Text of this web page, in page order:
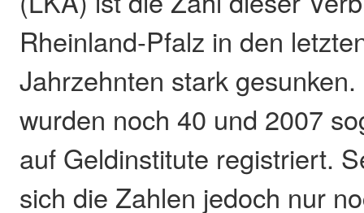
Rheinland-Pfalz in den
Jahrzehnten stark
wurden noch 40 und 2007
auf Geldinstitute registriert.
sich die Zahlen jedoch nur